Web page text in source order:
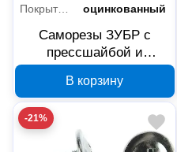
Покрытие
оцинкованный
Саморезы ЗУБР с
прессшайбой и
металлу 4,2x25 мм,
PH2, 6000 шт, 4-
300210-42-025
В корзину
-21%